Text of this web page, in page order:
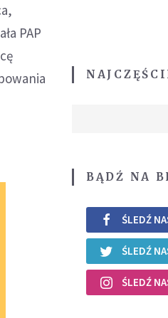
PAP
BĄDŹ NA
ŚLEDŹ
ŚLEDŹ
ŚLEDŹ